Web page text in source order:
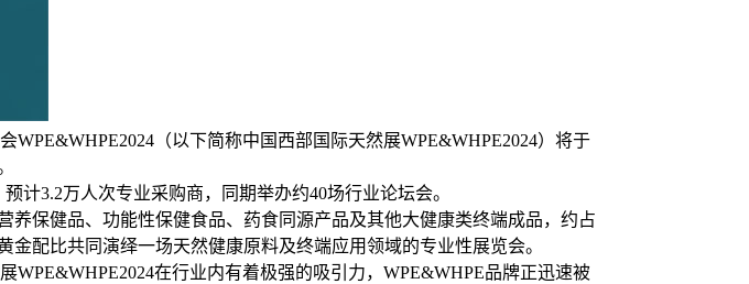
（以下简称中国西部国际天然展WPE&WHPE2024）将于
计3.2万人次专业采购商，同期举办约40场行业论坛会。
养保健品、功能性保健食品、药食同源产品及其他大健康类终端成品，约占
配比共同演绎一场天然健康原料及终端应用领域的专业性展览会。
在行业内有着极强的吸引力，WPE&WHPE品牌正迅速被